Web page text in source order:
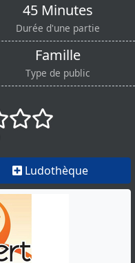
45 Minutes
Durée d'une partie
Famille
Type de public
() ()
()
Ludothèque